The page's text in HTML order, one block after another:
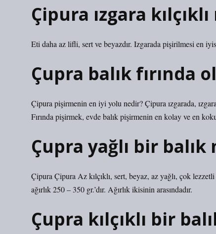
Çipura ızgara kılçıklı
Eti daha az lifli, sert ve beyazdır. Izgarada pişirilmesi en
Çupra balık fırında
Çipura pişirmenin en iyi yolu nedir? Çipura ızgarada,
Fırında pişirmek, evde balık pişirmenin en kolay ve en
Çupra yağlı bir balık
Çipura Çipura Az kılçıklı, sert, beyaz, az yağlı, çok
ağırlık 250 – 350 gr.’dır. Ağırlık ikisinin arasındadır.
Çupra kılçıklı bir